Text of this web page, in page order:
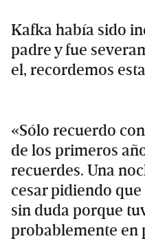
Kafka había sido
padre y fue
el, recordemos
«Sólo recuerdo
de los primeros
recuerdes. Una
cesar pidiendo
sin duda porque
probablemente en